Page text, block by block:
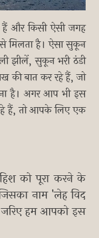
हैं और किसी ऐसी जगह
मिलता है। ऐसा सुकून
झीलें, सुकून भरी ठंडी
की बात कर रहे हैं, जो
है। अगर आप भी इस
हैं, तो आपके लिए एक
को पूरा करने के
नाम 'लेह विद
हम आपको इस